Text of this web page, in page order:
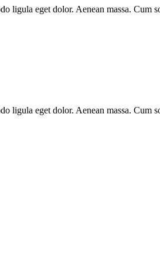
ligula eget dolor. Aenean massa. Cum
ligula eget dolor. Aenean massa. Cum